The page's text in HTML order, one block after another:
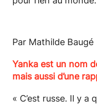
Par Mathilde Baugé
Yanka est un nom
mais aussi d’une
« C’est russe. Il y a